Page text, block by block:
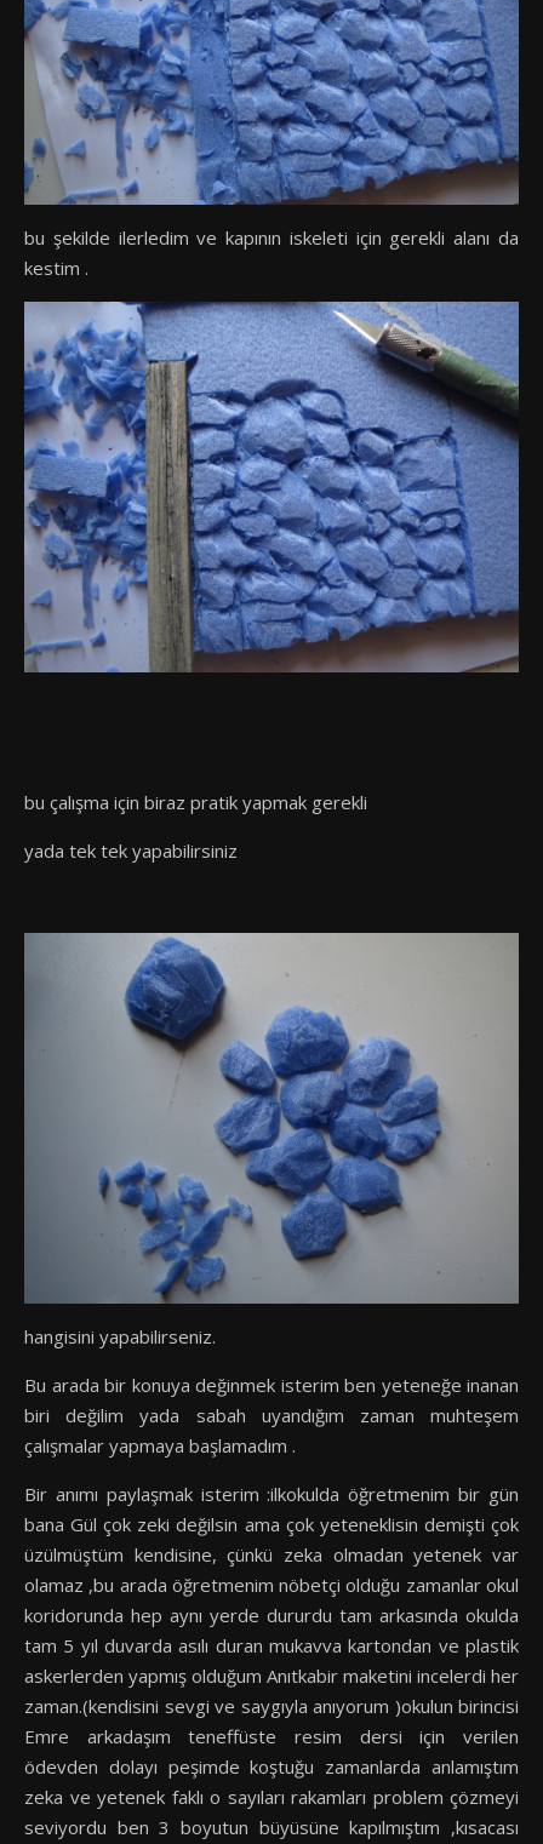
bu şekilde ilerledim ve kapının iskeleti için gerekli alanı da
kestim .
bu çalışma için biraz pratik yapmak gerekli
yada tek tek yapabilirsiniz
hangisini yapabilirseniz.
Bu arada bir konuya değinmek isterim ben yeteneğe inanan
biri değilim yada sabah uyandığım zaman muhteşem
çalışmalar yapmaya başlamadım .
Bir anımı paylaşmak isterim :ilkokulda öğretmenim bir gün
bana Gül çok zeki değilsin ama çok yeteneklisin demişti çok
üzülmüştüm kendisine, çünkü zeka olmadan yetenek var
olamaz ,bu arada öğretmenim nöbetçi olduğu zamanlar okul
koridorunda hep aynı yerde dururdu tam arkasında okulda
tam 5 yıl duvarda asılı duran mukavva kartondan ve plastik
askerlerden yapmış olduğum Anıtkabir maketini incelerdi her
zaman.(kendisini sevgi ve saygıyla anıyorum )okulun birincisi
Emre arkadaşım teneffüste resim dersi için verilen
ödevden dolayı peşimde koştuğu zamanlarda anlamıştım
zeka ve yetenek faklı o sayıları rakamları problem çözmeyi
seviyordu ben 3 boyutun büyüsüne kapılmıştım ,kısacası